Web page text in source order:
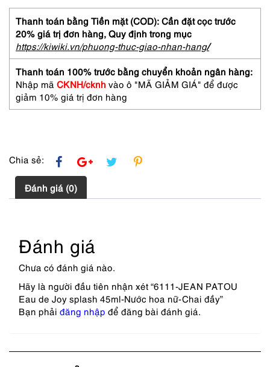
Eau
de
Joy
splash
45ml-
Nước
hoa
nữ-
Chai
Thanh toán bằng Tiền mặt (COD): Cần đặt cọc trước
20% giá trị đơn hàng, Quy định trong mục
https://kiwiki.vn/phuong-thuc-giao-nhan-hang/
Thanh toán 100% trước bằng chuyển khoản ngân hàng:
Nhập mã CKNH/cknh vào ô "MÃ GIẢM GIÁ" để được
giảm 10% giá trị đơn hàng
Chia sẻ:
Đánh giá (0)
Đánh giá
Chưa có đánh giá nào.
Hãy là người đầu tiên nhận xét “6111-JEAN PATOU
Eau de Joy splash 45ml-Nước hoa nữ-Chai đầy”
Bạn phải đăng nhập để đăng bài đánh giá.